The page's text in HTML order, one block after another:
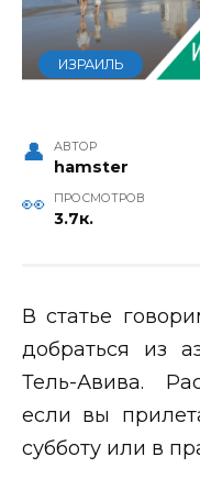
ИЗРАИЛЬ
АВТОР
hamster
ПРОСМОТРОВ
3.7к.
В статье
добраться из
Тель-Авива.
если вы
субботу или в